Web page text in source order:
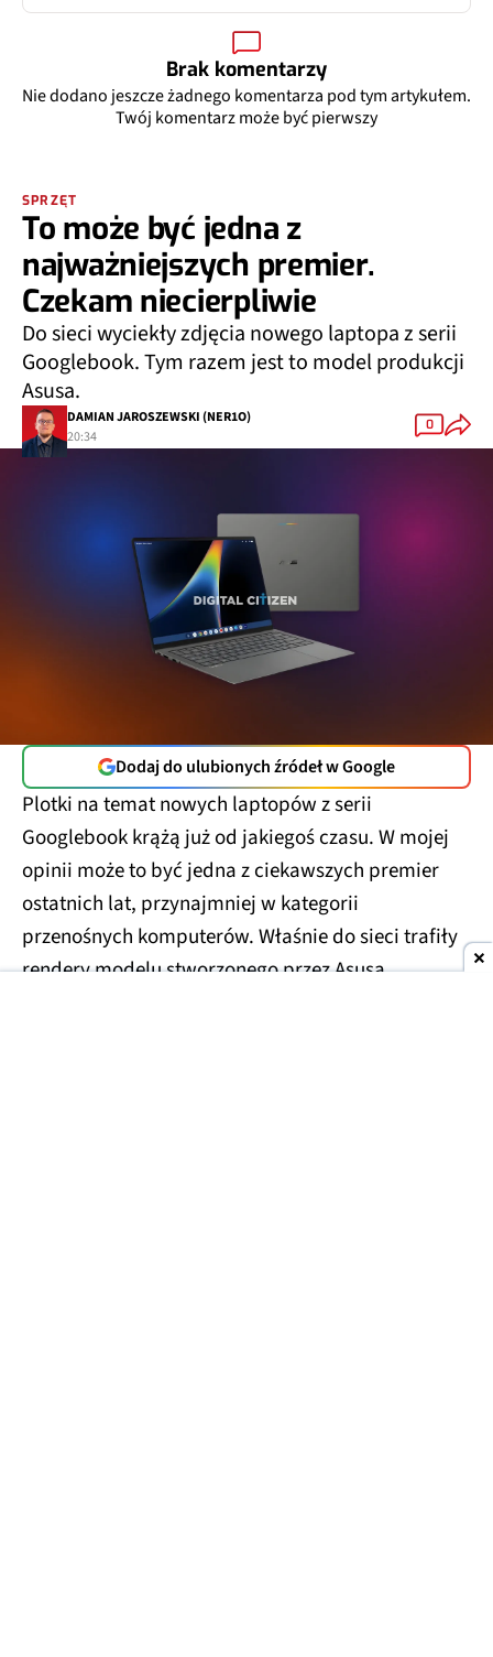
Brak komentarzy
Nie dodano jeszcze żadnego komentarza pod tym artykułem.
Twój komentarz może być pierwszy
SPRZĘT
To może być jedna z
najważniejszych premier.
Czekam niecierpliwie
Do sieci wyciekły zdjęcia nowego laptopa z serii
Googlebook. Tym razem jest to model produkcji
Asusa.
DAMIAN JAROSZEWSKI (NER1O)
20:34
0
Dodaj do ulubionych źródeł w Google
Plotki na temat nowych laptopów z serii
Googlebook krążą już od jakiegoś czasu. W mojej
opinii może to być jedna z ciekawszych premier
ostatnich lat, przynajmniej w kategorii
przenośnych komputerów. Właśnie do sieci trafiły
rendery modelu stworzonego przez Asusa.